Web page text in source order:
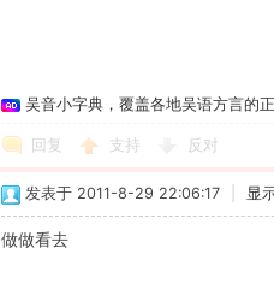
吴音小字典，覆盖各地吴语方言的
回复 支持 反对
发表于 2011-8-29 22:06:17 显
做做看去